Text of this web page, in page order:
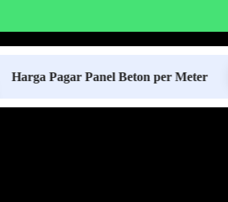
Panel Beton per Meter